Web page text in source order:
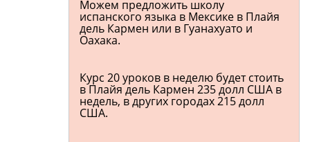
Можем предложить школу
испанского языка в Мексике в Плайя
дель Кармен или в Гуанахуато и
Оахака.
Курс 20 уроков в неделю будет стоить
в Плайя дель Кармен 235 долл США в
недель, в других городах 215 долл
США.